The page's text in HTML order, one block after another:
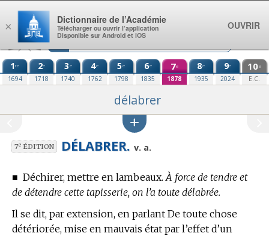
Aller au contenu
1re
1694
2e
1718
3e
1740
4e
1762
5e
1798
6e
1835
7e
1878
8e
1935
9e
2024
10e
E.C.
délabrer
7eÉDITION DÉLABRER. v. a.
■ Déchirer, mettre en lambeaux. À force de tendre et
de détendre cette tapisserie, on l’a toute délabrée.
Il se dit, par extension, en parlant De toute chose
détériorée, mise en mauvais état par l’effet d’un
×
Dictionnaire de l’Académie
Télécharger ou ouvrir l’application
Disponible sur Android et iOS
OUVRIR